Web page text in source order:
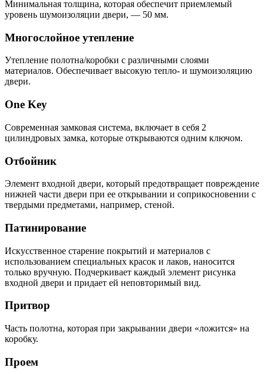
Минимальная толщина, которая обеспечит приемлемый
уровень шумоизоляции двери, — 50 мм.
Многослойное утепление
Утепление полотна/коробки с различными слоями
материалов. Обеспечивает высокую тепло- и шумоизоляцию
двери.
One Key
Современная замковая система, включает в себя 2
цилиндровых замка, которые открываются одним ключом.
Отбойник
Элемент входной двери, который предотвращает повреждение
нижней части двери при ее открывании и соприкосновении с
твердыми предметами, например, стеной.
Патинирование
Искусственное старение покрытий и материалов с
использованием специальных красок и лаков, наносится
только вручную. Подчеркивает каждый элемент рисунка
входной двери и придает ей неповторимый вид.
Притвор
Часть полотна, которая при закрывании двери «ложится» на
коробку.
Проем